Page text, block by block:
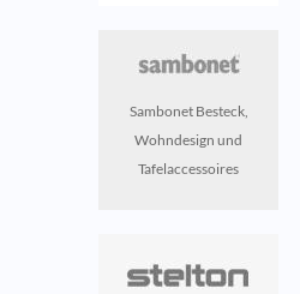
Sambonet Besteck,
Wohndesign und
Tafelaccessoires